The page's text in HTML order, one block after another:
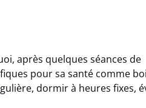
après quelques séances de
pour sa santé comme
dormir à heures fixes,